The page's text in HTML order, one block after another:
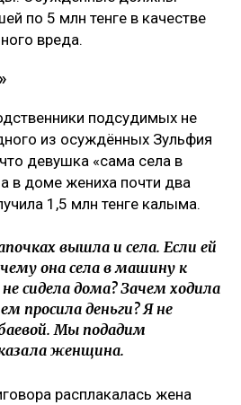
по 5 млн тенге в качестве
вреда.
подсудимых не
из осуждённых Зульфия
девушка «сама села в
в доме жениха почти два
1,5 млн тенге калыма.
вышла и села. Если ей
она села в машину к
сидела дома? Зачем ходила
просила деньги? Я не
Мы подадим
женщина.
расплакалась жена